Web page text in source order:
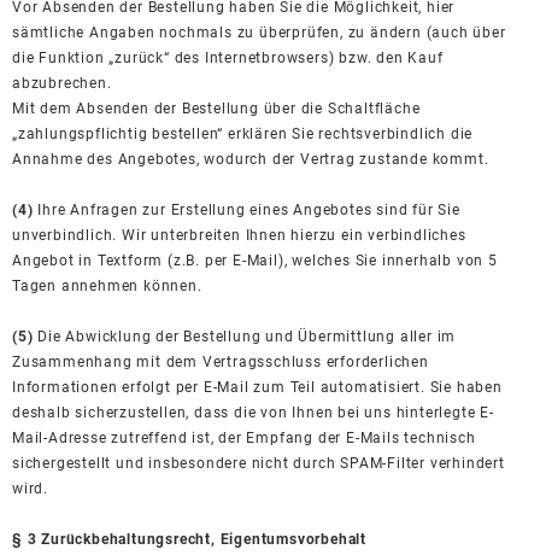
Vor Absenden der Bestellung haben Sie die Möglichkeit, hier
sämtliche Angaben nochmals zu überprüfen, zu ändern (auch über
die Funktion „zurück“ des Internetbrowsers) bzw. den Kauf
abzubrechen.
Mit dem Absenden der Bestellung über die Schaltfläche
„zahlungspflichtig bestellen“ erklären Sie rechtsverbindlich die
Annahme des Angebotes, wodurch der Vertrag zustande kommt.
(4) Ihre Anfragen zur Erstellung eines Angebotes sind für Sie
unverbindlich. Wir unterbreiten Ihnen hierzu ein verbindliches
Angebot in Textform (z.B. per E-Mail), welches Sie innerhalb von 5
Tagen annehmen können.
(5) Die Abwicklung der Bestellung und Übermittlung aller im
Zusammenhang mit dem Vertragsschluss erforderlichen
Informationen erfolgt per E-Mail zum Teil automatisiert. Sie haben
deshalb sicherzustellen, dass die von Ihnen bei uns hinterlegte E-
Mail-Adresse zutreffend ist, der Empfang der E-Mails technisch
sichergestellt und insbesondere nicht durch SPAM-Filter verhindert
wird.
§ 3 Zurückbehaltungsrecht, Eigentumsvorbehalt